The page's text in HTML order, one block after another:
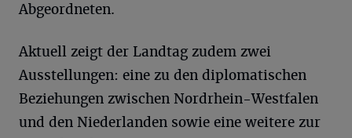
Abgeordneten.
Aktuell zeigt der Landtag zudem zwei
Ausstellungen: eine zu den diplomatischen
Beziehungen zwischen Nordrhein-Westfalen
und den Niederlanden sowie eine weitere zur